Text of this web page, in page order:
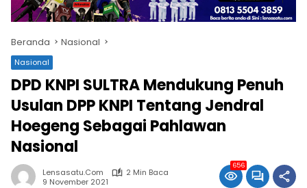
Beranda Nasional
Nasional
DPD KNPI SULTRA Mendukung Penuh
Usulan DPP KNPI Tentang Jendral
Hoegeng Sebagai Pahlawan
Nasional
Lensasatu.com
2 Min Baca
9 November 2021
656